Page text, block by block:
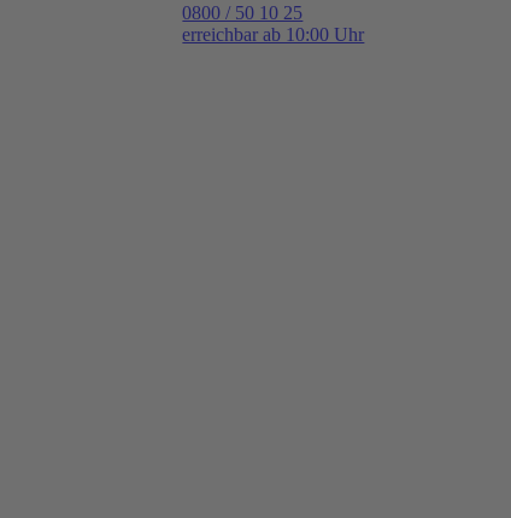
0800 / 50 10 25
erreichbar ab 10:00 Uhr